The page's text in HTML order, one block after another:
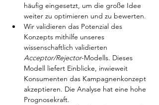
häufig eingesetzt, um die große Idee
weiter zu optimieren und zu bewerten.
Wir validieren das Potenzial des
Konzepts mithilfe unseres
wissenschaftlich validierten
Acceptor/Rejector-Modells. Dieses
Modell liefert Einblicke, inwieweit
Konsumenten das Kampagnenkonzept
akzeptieren. Die Analyse hat eine hohe
Prognosekraft.